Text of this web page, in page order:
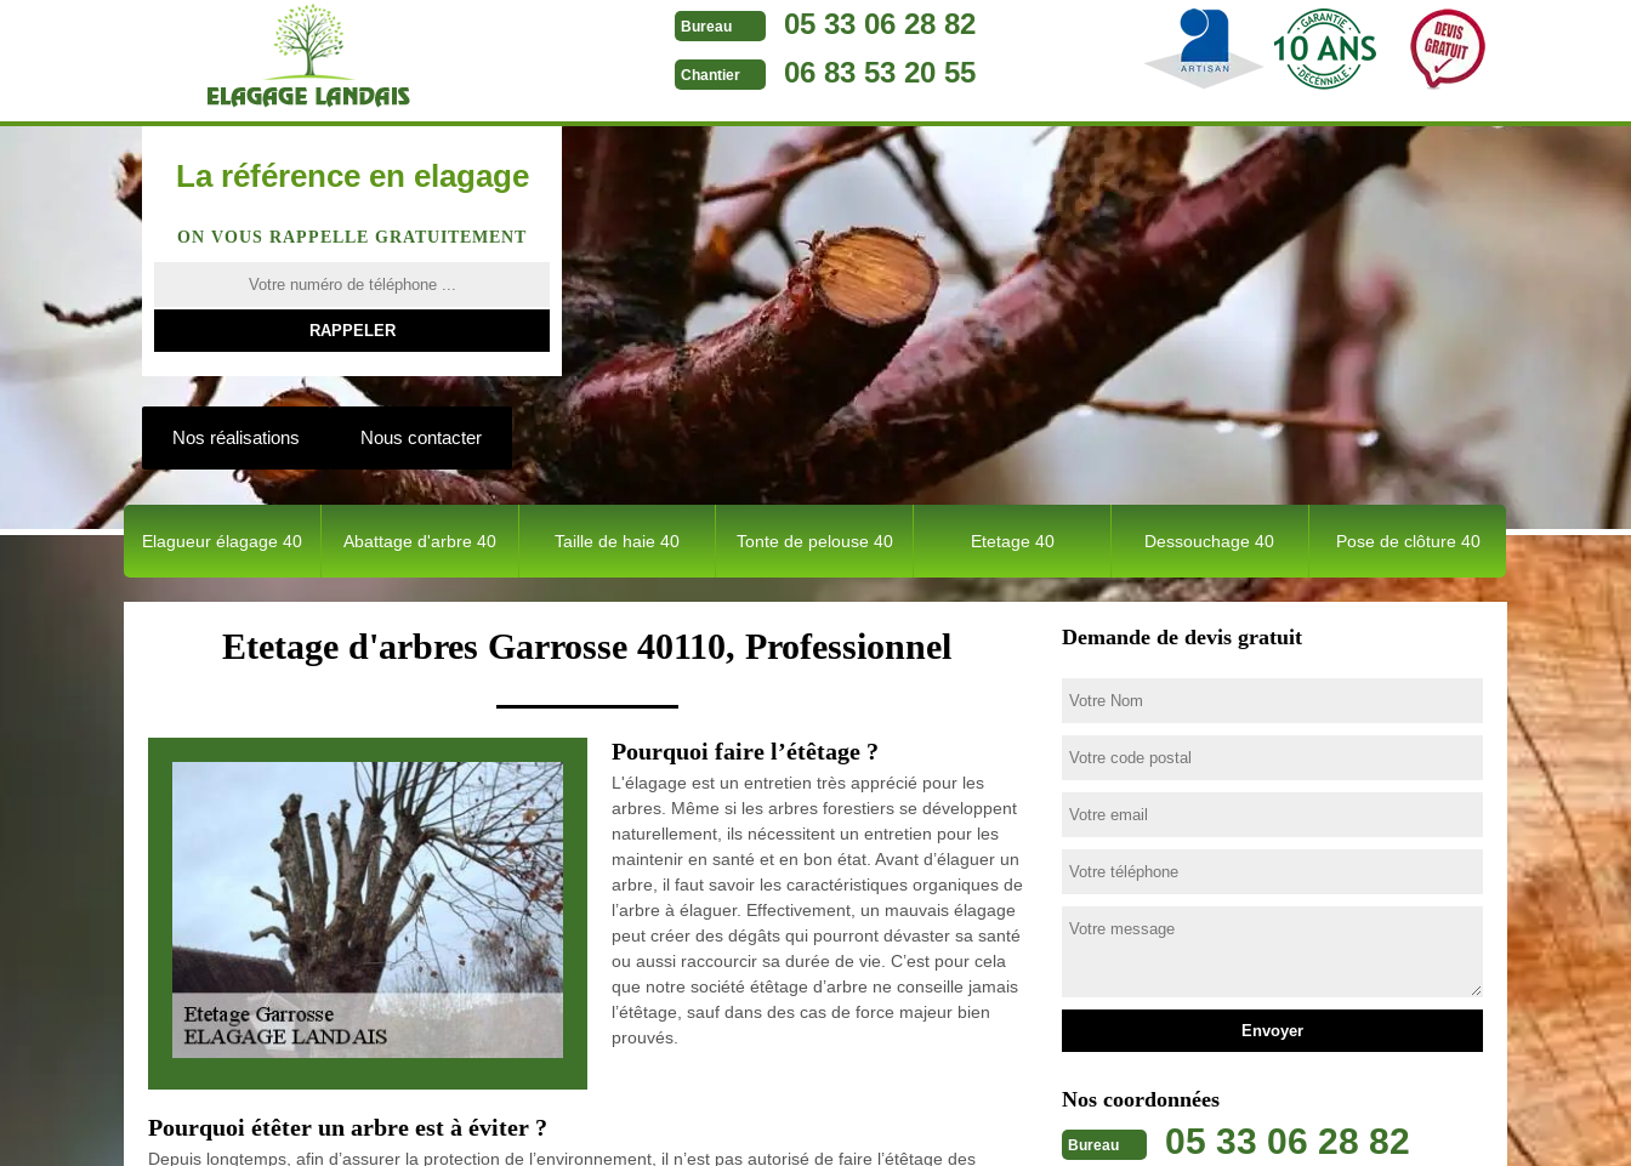
Bureau 05 33 06 28 82
Chantier 06 83 53 20 55
La référence en elagage
ON VOUS RAPPELLE GRATUITEMENT
Nos réalisations Nous contacter
Elagueur élagage 40 Abattage d'arbre 40 Taille de haie 40 Tonte de pelouse 40 Etetage 40 Dessouchage 40 Pose de clôture 40
Etetage d'arbres Garrosse 40110, Professionnel
Pourquoi faire l’étêtage ?
L'élagage est un entretien très apprécié pour les
arbres. Même si les arbres forestiers se développent
naturellement, ils nécessitent un entretien pour les
maintenir en santé et en bon état. Avant d’élaguer un
arbre, il faut savoir les caractéristiques organiques de
l’arbre à élaguer. Effectivement, un mauvais élagage
peut créer des dégâts qui pourront dévaster sa santé
ou aussi raccourcir sa durée de vie. C’est pour cela
que notre société étêtage d’arbre ne conseille jamais
l’étêtage, sauf dans des cas de force majeur bien
prouvés.
Pourquoi étêter un arbre est à éviter ?
Depuis longtemps, afin d’assurer la protection de l’environnement, il n’est pas autorisé de faire l’étêtage des
Demande de devis gratuit
Nos coordonnées
Bureau 05 33 06 28 82